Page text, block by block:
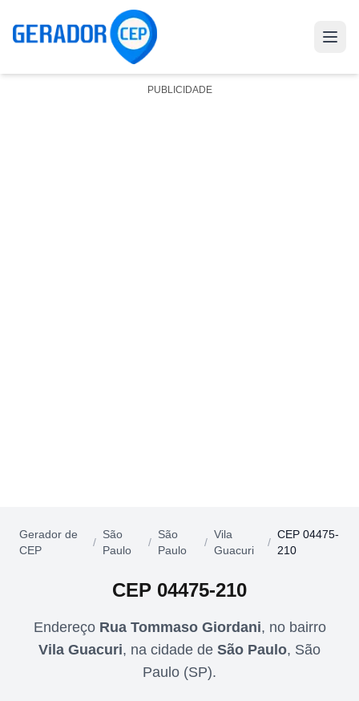
PUBLICIDADE
Gerador de
CEP
/
São
Paulo
/
São
Paulo
/
Vila
Guacuri
/
CEP 04475-
210
CEP 04475-210
Endereço Rua Tommaso Giordani, no bairro
Vila Guacuri, na cidade de São Paulo, São
Paulo (SP).